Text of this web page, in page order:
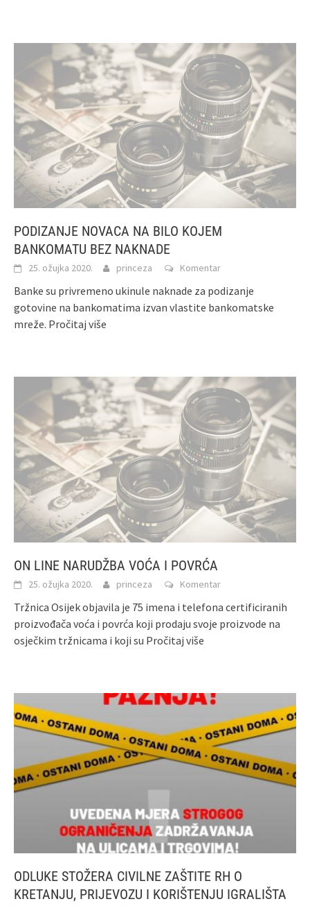
PODIZANJE NOVACA NA BILO KOJEM
BANKOMATU BEZ NAKNADE
25. ožujka 2020. princeza Komentar
Banke su privremeno ukinule naknade za podizanje
gotovine na bankomatima izvan vlastite bankomatske
mreže. Pročitaj više
ON LINE NARUDŽBA VOĆA I POVRĆA
25. ožujka 2020. princeza Komentar
Tržnica Osijek objavila je 75 imena i telefona certificiranih
proizvođača voća i povrća koji prodaju svoje proizvode na
osječkim tržnicama i koji su Pročitaj više
ODLUKE STOŽERA CIVILNE ZAŠTITE RH O
KRETANJU, PRIJEVOZU I KORIŠTENJU IGRALIŠTA